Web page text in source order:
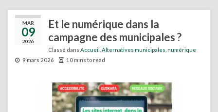
MAR
09
2026
Et le numérique dans la
campagne des municipales ?
Classé dans Accueil Alternatives municipales numérique
9 mars 2026
10 mins to read